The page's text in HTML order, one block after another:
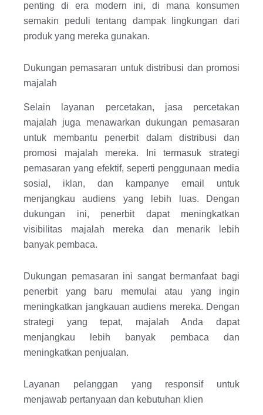
penting di era modern ini, di mana konsumen
semakin peduli tentang dampak lingkungan dari
produk yang mereka gunakan.
Dukungan pemasaran untuk distribusi dan promosi
majalah
Selain layanan percetakan, jasa percetakan
majalah juga menawarkan dukungan pemasaran
untuk membantu penerbit dalam distribusi dan
promosi majalah mereka. Ini termasuk strategi
pemasaran yang efektif, seperti penggunaan media
sosial, iklan, dan kampanye email untuk
menjangkau audiens yang lebih luas. Dengan
dukungan ini, penerbit dapat meningkatkan
visibilitas majalah mereka dan menarik lebih
banyak pembaca.
Dukungan pemasaran ini sangat bermanfaat bagi
penerbit yang baru memulai atau yang ingin
meningkatkan jangkauan audiens mereka. Dengan
strategi yang tepat, majalah Anda dapat
menjangkau lebih banyak pembaca dan
meningkatkan penjualan.
Layanan pelanggan yang responsif untuk
menjawab pertanyaan dan kebutuhan klien